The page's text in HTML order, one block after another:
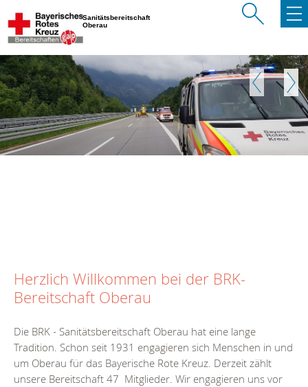
Sanitätsbereitschaft
Oberau
Zurück
Herzlich Willkommen bei der BRK-
Bereitschaft Oberau
Die BRK - Sanitätsbereitschaft Oberau hat eine lange
Tradition. Schon seit 1931 engagieren sich Menschen in und
um Oberau für das Bayerische Rote Kreuz. Derzeit zählt
unsere Bereitschaft 47 Mitglieder. Wir engagieren uns vor